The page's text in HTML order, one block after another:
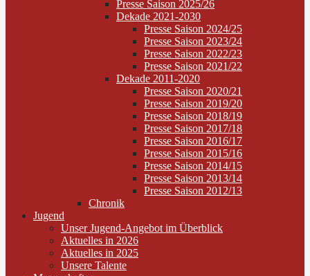
Presse Saison 2025/26
Dekade 2021-2030
Presse Saison 2024/25
Presse Saison 2023/24
Presse Saison 2022/23
Presse Saison 2021/22
Dekade 2011-2020
Presse Saison 2020/21
Presse Saison 2019/20
Presse Saison 2018/19
Presse Saison 2017/18
Presse Saison 2016/17
Presse Saison 2015/16
Presse Saison 2014/15
Presse Saison 2013/14
Presse Saison 2012/13
Chronik
Jugend
Unser Jugend-Angebot im Überblick
Aktuelles in 2026
Aktuelles in 2025
Unsere Talente